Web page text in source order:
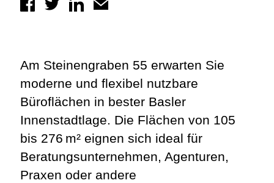
Am Steinengraben 55 erwarten Sie
moderne und flexibel nutzbare
Büroflächen in bester Basler
Innenstadtlage. Die Flächen von 105
bis 276 m² eignen sich ideal für
Beratungsunternehmen, Agenturen,
Praxen oder andere